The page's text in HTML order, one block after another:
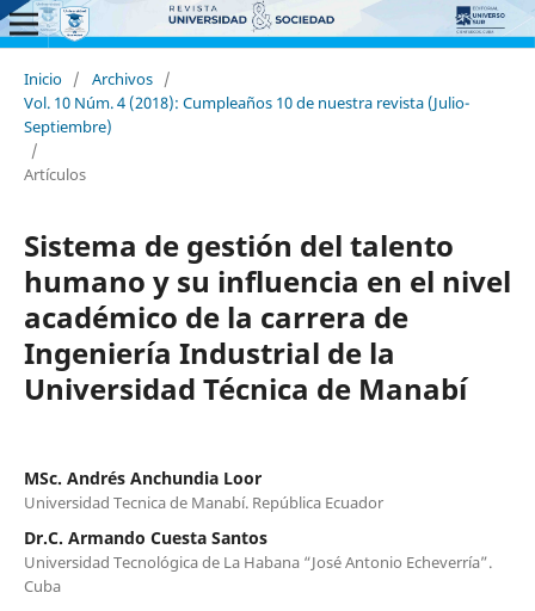
Inicio / Archivos /
Vol. 10 Núm. 4 (2018): Cumpleaños 10 de nuestra revista (Julio-
Septiembre)
/
Artículos
Sistema de gestión del talento
humano y su influencia en el nivel
académico de la carrera de
Ingeniería Industrial de la
Universidad Técnica de Manabí
MSc. Andrés Anchundia Loor
Universidad Tecnica de Manabí. República Ecuador
Dr.C. Armando Cuesta Santos
Universidad Tecnológica de La Habana “José Antonio Echeverría”.
Cuba